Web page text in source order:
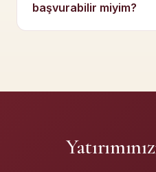
başvurabilir miyim?